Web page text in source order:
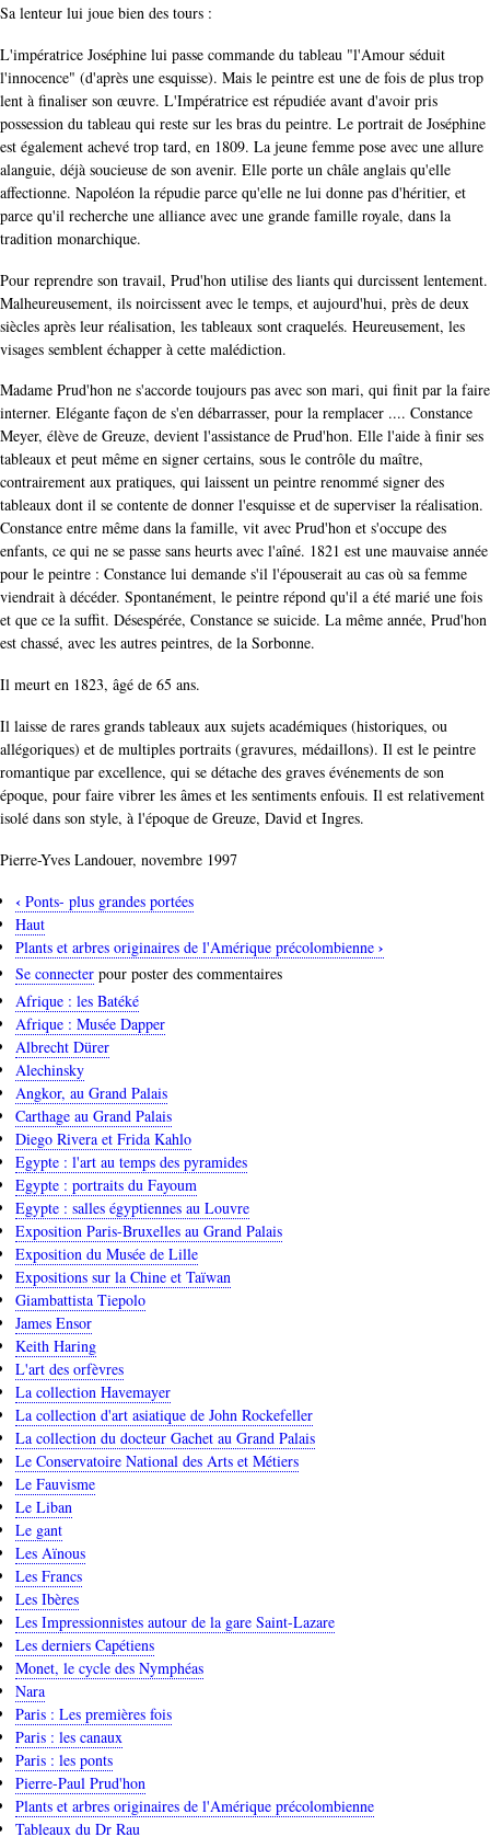
Sa lenteur lui joue bien des tours :
L'impératrice Joséphine lui passe commande du tableau "l'Amour séduit
l'innocence" (d'après une esquisse). Mais le peintre est une de fois de plus trop
lent à finaliser son œuvre. L'Impératrice est répudiée avant d'avoir pris
possession du tableau qui reste sur les bras du peintre. Le portrait de Joséphine
est également achevé trop tard, en 1809. La jeune femme pose avec une allure
alanguie, déjà soucieuse de son avenir. Elle porte un châle anglais qu'elle
affectionne. Napoléon la répudie parce qu'elle ne lui donne pas d'héritier, et
parce qu'il recherche une alliance avec une grande famille royale, dans la
tradition monarchique.
Pour reprendre son travail, Prud'hon utilise des liants qui durcissent lentement.
Malheureusement, ils noircissent avec le temps, et aujourd'hui, près de deux
siècles après leur réalisation, les tableaux sont craquelés. Heureusement, les
visages semblent échapper à cette malédiction.
Madame Prud'hon ne s'accorde toujours pas avec son mari, qui finit par la faire
interner. Elégante façon de s'en débarrasser, pour la remplacer .... Constance
Meyer, élève de Greuze, devient l'assistance de Prud'hon. Elle l'aide à finir ses
tableaux et peut même en signer certains, sous le contrôle du maître,
contrairement aux pratiques, qui laissent un peintre renommé signer des
tableaux dont il se contente de donner l'esquisse et de superviser la réalisation.
Constance entre même dans la famille, vit avec Prud'hon et s'occupe des
enfants, ce qui ne se passe sans heurts avec l'aîné. 1821 est une mauvaise année
pour le peintre : Constance lui demande s'il l'épouserait au cas où sa femme
viendrait à décéder. Spontanément, le peintre répond qu'il a été marié une fois
et que ce la suffit. Désespérée, Constance se suicide. La même année, Prud'hon
est chassé, avec les autres peintres, de la Sorbonne.
Il meurt en 1823, âgé de 65 ans.
Il laisse de rares grands tableaux aux sujets académiques (historiques, ou
allégoriques) et de multiples portraits (gravures, médaillons). Il est le peintre
romantique par excellence, qui se détache des graves événements de son
époque, pour faire vibrer les âmes et les sentiments enfouis. Il est relativement
isolé dans son style, à l'époque de Greuze, David et Ingres.
Pierre-Yves Landouer, novembre 1997
Liens
transversaux
de
livre
pour
Pierre-
Paul
Prud'hon
‹ Ponts- plus grandes portées
Haut
Plants et arbres originaires de l'Amérique précolombienne ›
Se connecter pour poster des commentaires
Afrique : les Batéké
Afrique : Musée Dapper
Albrecht Dürer
Alechinsky
Angkor, au Grand Palais
Carthage au Grand Palais
Diego Rivera et Frida Kahlo
Egypte : l'art au temps des pyramides
Egypte : portraits du Fayoum
Egypte : salles égyptiennes au Louvre
Exposition Paris-Bruxelles au Grand Palais
Exposition du Musée de Lille
Expositions sur la Chine et Taïwan
Giambattista Tiepolo
James Ensor
Keith Haring
L'art des orfèvres
La collection Havemayer
La collection d'art asiatique de John Rockefeller
La collection du docteur Gachet au Grand Palais
Le Conservatoire National des Arts et Métiers
Le Fauvisme
Le Liban
Le gant
Les Aïnous
Les Francs
Les Ibères
Les Impressionnistes autour de la gare Saint-Lazare
Les derniers Capétiens
Monet, le cycle des Nymphéas
Nara
Paris : Les premières fois
Paris : les canaux
Paris : les ponts
Pierre-Paul Prud'hon
Plants et arbres originaires de l'Amérique précolombienne
Tableaux du Dr Rau